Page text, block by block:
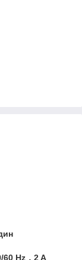
60 Hz，2 A